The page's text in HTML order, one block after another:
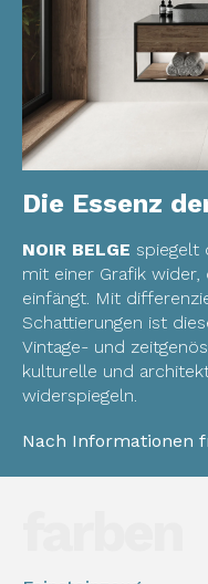
Die Essenz
NOIR BELGE spiegelt
mit einer Grafik
einfängt. Mit
Schattierungen ist
Vintage- und
kulturelle und
widerspiegeln.
Nach Informationen